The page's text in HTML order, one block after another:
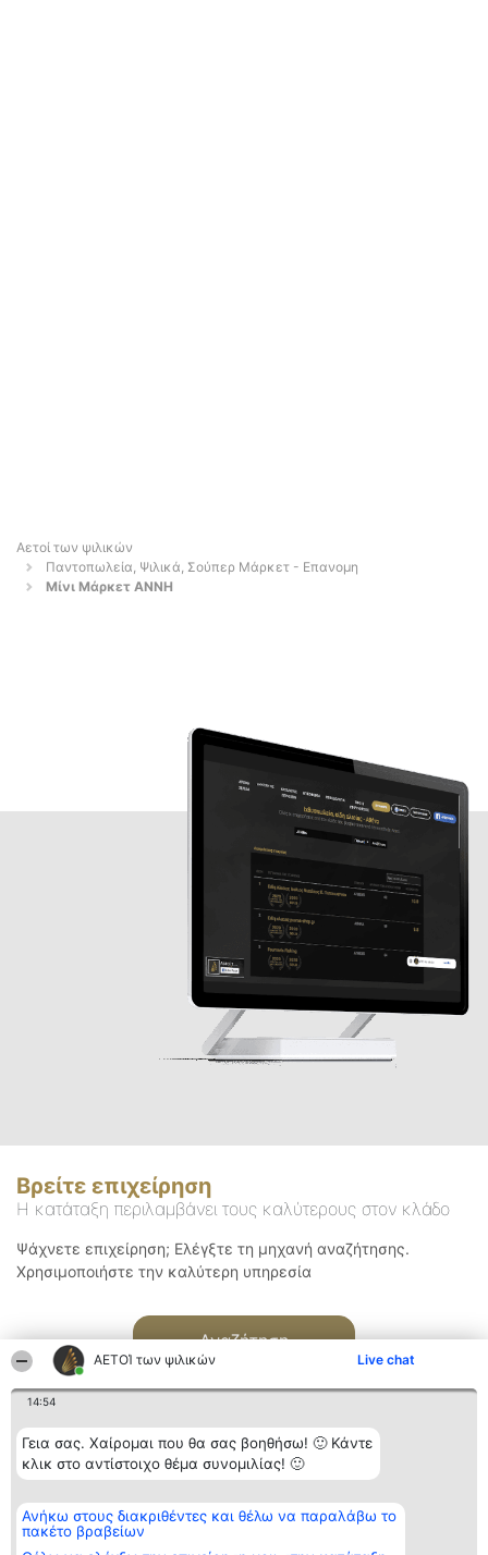
ΑΕΤΟΊ των ψιλικών Live chat
14:54
Γεια σας. Χαίρομαι που θα σας βοηθήσω! 🙂 Κάντε
κλικ στο αντίστοιχο θέμα συνομιλίας! 🙂
Ανήκω στους διακριθέντες και θέλω να παραλάβω το
πακέτο βραβείων
Αετοί των ψιλικών
Παντοπωλεία, Ψιλικά, Σούπερ Μάρκετ - Επανομη
Μίνι Μάρκετ ΑΝΝΗ
Βρείτε επιχείρηση
Η κατάταξη περιλαμβάνει τους καλύτερους στον κλάδο
Ψάχνετε επιχείρηση; Ελέγξτε τη μηχανή αναζήτησης.
Χρησιμοποιήστε την καλύτερη υπηρεσία
Αναζήτηση
Διοργανωτής της
κατάταξης
BEAUTIFUL COMPANY
Κατάταξη
Διακριθέντες
των
Επικοινωνία
Επικοινωνία